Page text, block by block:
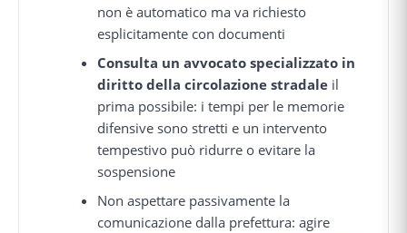
non è automatico ma va richiesto
esplicitamente con documenti
Consulta un avvocato specializzato in
diritto della circolazione stradale il
prima possibile: i tempi per le memorie
difensive sono stretti e un intervento
tempestivo può ridurre o evitare la
sospensione
Non aspettare passivamente la
comunicazione dalla prefettura: agire